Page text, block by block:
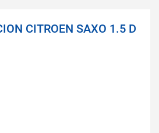
CITROEN SAXO 1.5 D